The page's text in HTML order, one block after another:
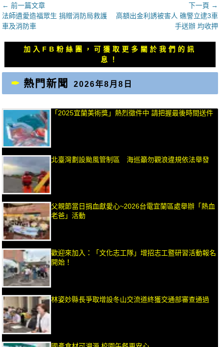
文
章
導
覽
← 前一篇文章
上
一
法師遺愛造福眾生 捐贈消防局救護
車及消防車
下一頁 →
下
文
章：
高額出金利誘被害人 礁警立逮3車
手送辦 均收押
加入FB粉絲團，可獲取更多關於我們的訊
息！
熱門新聞 2026年8月8日
「2025宜蘭美術獎」熱烈徵件中 請把握最後時間送件
北臺灣劃設颱風管制區 海巡籲勿觀浪違規依法舉發
父親節當日捐血獻愛心~2026台電宜蘭區處舉辦「熱血
老爸」活動
歡迎來加入：「文化志工隊」增招志工暨研習活動報名
開始！
林姿妙縣長爭取增設冬山交流道終獲交通部審查通過